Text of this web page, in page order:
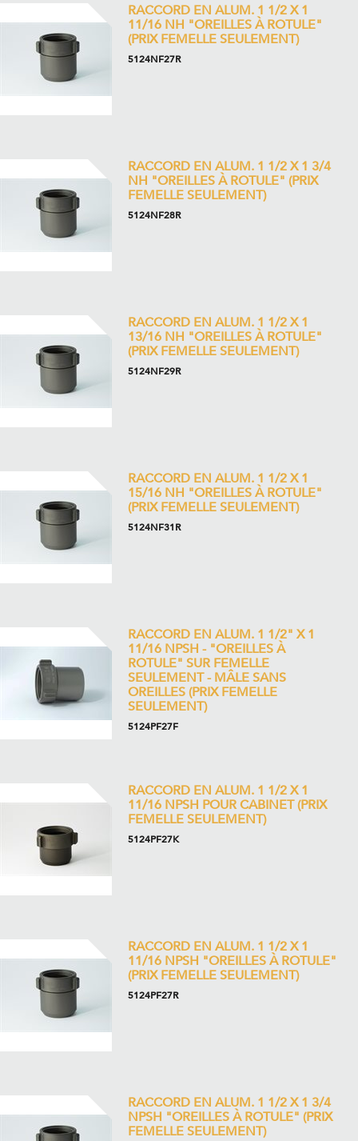
RACCORD EN ALUM. 1 1/2 X 1
11/16 NH "OREILLES À ROTULE"
(PRIX FEMELLE SEULEMENT)
5124NF27R
RACCORD EN ALUM. 1 1/2 X 1 3/4
NH "OREILLES À ROTULE" (PRIX
FEMELLE SEULEMENT)
5124NF28R
RACCORD EN ALUM. 1 1/2 X 1
13/16 NH "OREILLES À ROTULE"
(PRIX FEMELLE SEULEMENT)
5124NF29R
RACCORD EN ALUM. 1 1/2 X 1
15/16 NH "OREILLES À ROTULE"
(PRIX FEMELLE SEULEMENT)
5124NF31R
RACCORD EN ALUM. 1 1/2" X 1
11/16 NPSH - "OREILLES À
ROTULE" SUR FEMELLE
SEULEMENT - MÂLE SANS
OREILLES (PRIX FEMELLE
SEULEMENT)
5124PF27F
RACCORD EN ALUM. 1 1/2 X 1
11/16 NPSH POUR CABINET (PRIX
FEMELLE SEULEMENT)
5124PF27K
RACCORD EN ALUM. 1 1/2 X 1
11/16 NPSH "OREILLES À ROTULE"
(PRIX FEMELLE SEULEMENT)
5124PF27R
RACCORD EN ALUM. 1 1/2 X 1 3/4
NPSH "OREILLES À ROTULE" (PRIX
FEMELLE SEULEMENT)